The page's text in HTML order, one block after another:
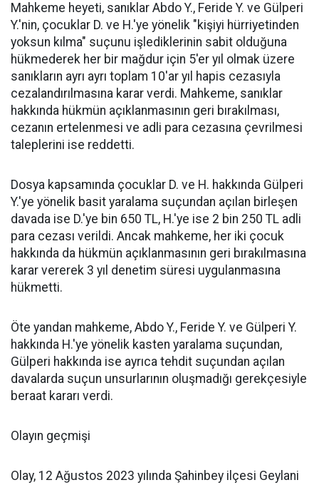
Mahkeme heyeti, sanıklar Abdo Y., Feride Y. ve Gülperi
Y.'nin, çocuklar D. ve H.'ye yönelik "kişiyi hürriyetinden
yoksun kılma" suçunu işlediklerinin sabit olduğuna
hükmederek her bir mağdur için 5'er yıl olmak üzere
sanıkların ayrı ayrı toplam 10'ar yıl hapis cezasıyla
cezalandırılmasına karar verdi. Mahkeme, sanıklar
hakkında hükmün açıklanmasının geri bırakılması,
cezanın ertelenmesi ve adli para cezasına çevrilmesi
taleplerini ise reddetti.
Dosya kapsamında çocuklar D. ve H. hakkında Gülperi
Y.'ye yönelik basit yaralama suçundan açılan birleşen
davada ise D.'ye bin 650 TL, H.'ye ise 2 bin 250 TL adli
para cezası verildi. Ancak mahkeme, her iki çocuk
hakkında da hükmün açıklanmasının geri bırakılmasına
karar vererek 3 yıl denetim süresi uygulanmasına
hükmetti.
Öte yandan mahkeme, Abdo Y., Feride Y. ve Gülperi Y.
hakkında H.'ye yönelik kasten yaralama suçundan,
Gülperi hakkında ise ayrıca tehdit suçundan açılan
davalarda suçun unsurlarının oluşmadığı gerekçesiyle
beraat kararı verdi.
Olayın geçmişi
Olay, 12 Ağustos 2023 yılında Şahinbey ilçesi Geylani